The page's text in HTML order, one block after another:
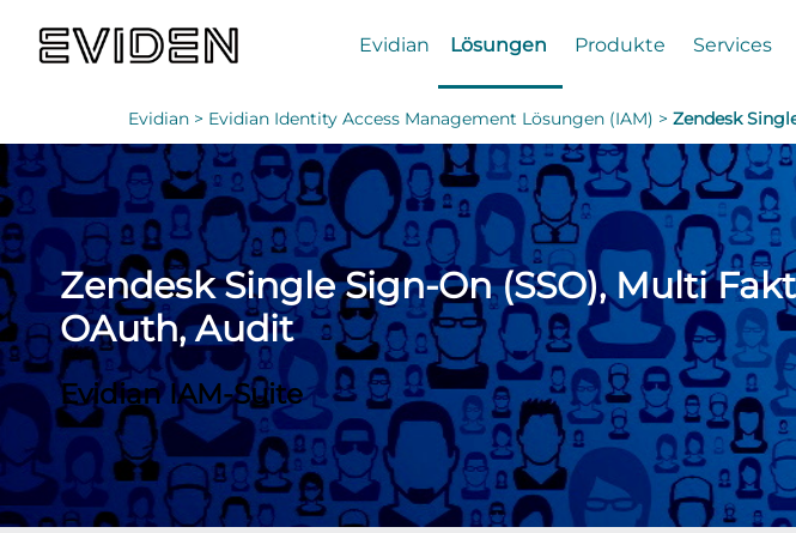
Evidian Lösungen Produkte Services
Evidian > Evidian Identity Access Management Lösungen (IAM) > Zendesk
Zendesk Single Sign-On (SSO), Multi
OAuth, Audit
Evidian IAM-Suite